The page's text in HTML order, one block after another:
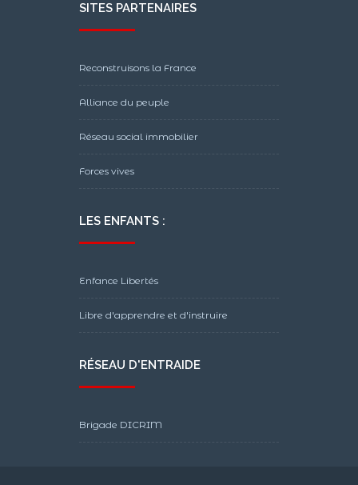
SITES PARTENAIRES
Reconstruisons la France
Alliance du peuple
Réseau social immobilier
Forces vives
LES ENFANTS :
Enfance Libertés
Libre d'apprendre et d'instruire
RÉSEAU D'ENTRAIDE
Brigade DICRIM